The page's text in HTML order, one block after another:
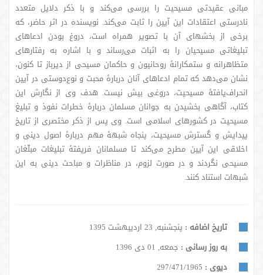
مبانی عقیدتی مسیحیت را بررسی می‌کند و با ذکر دلایل متعدد
نادرستی اعتقادات این آیین را ثابت می‌کند. نویسنده در اثر حاضر، که
برخی از بخشهای آن با تصویر همراه است، دروغ بودن ادعاهای
تبلیغاتی مسیحیان را به اثبات می‌رساند و با اشاره به رفتارهای
متظاهرانه و ستمکارانۀ روحانیون و حاکمان مسیحی از دیرباز تا کنون،
نشان می‌دهد که تمام ادعاهای آنان دربارۀ محبت و نوع‌دوستی در آیین
انحراف‌یافتۀ مسیحیت، دروغی بیش نیست. هدف وی از نگارش این
کتاب، آگاهی بخشیدن به جوانان مسلمان دربارۀ خطرات نفوذ و تبلیغ
مسیحیت در کشورهای اسلامی است. وی پس از ذکر مختصری از تاریخ
پیدایش و گسترش مسیحیت، پنجاه شبهۀ مهم دربارۀ اصول دینی و
اخلاقی این آیین مطرح می‌کند تا مسلمانان فریفتۀ تبلیغات مبلّغان
مسیحی نگردند و در صورت لزوم، در مناظرات و مباحث دینی به این
شبهات استناد کنند.
تاریخ اضافه : پنجشنبه, 23 اردیبهشت 1395
به روز رسانی : جمعه, 01 دی 1396
دیوی : 297/471/1965